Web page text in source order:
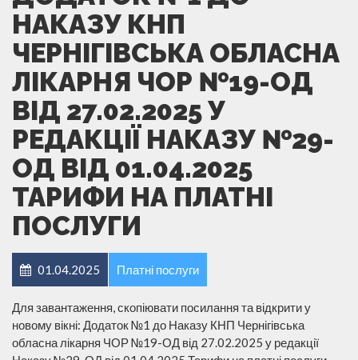
НАКАЗУ КНП
ЧЕРНІГІВСЬКА ОБЛАСНА
ЛІКАРНЯ ЧОР №19-ОД
ВІД 27.02.2025 У
РЕДАКЦІЇ НАКАЗУ №29-
ОД ВІД 01.04.2025
ТАРИФИ НА ПЛАТНІ
ПОСЛУГИ
01.04.2025 Платні послуги
Для завантаження, скопіювати посилання та відкрити у
новому вікні: Додаток №1 до Наказу КНП Чернігівська
обласна лікарня ЧОР №19-ОД від 27.02.2025 у редакції